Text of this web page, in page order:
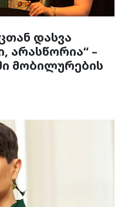
დასვა
არასწორია“ –
მობილურების